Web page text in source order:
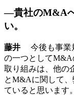
―貴社のM&A
い。
藤井 今後も事業
の一つとして
取り組みは、他の
とM&Aに関して
ていると思います